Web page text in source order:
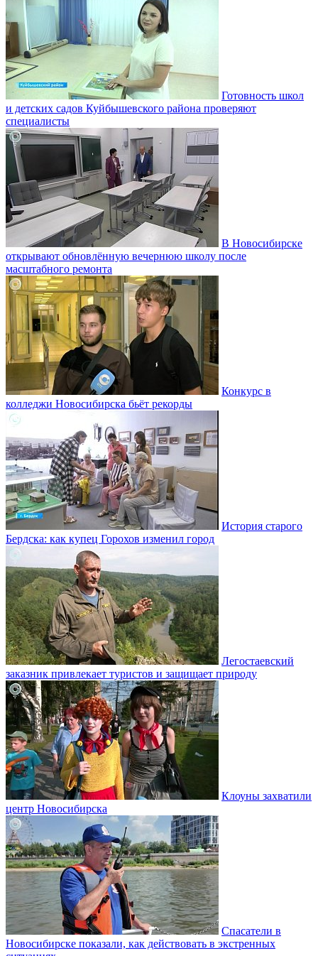
Готовность школ
и детских садов Куйбышевского района проверяют
специалисты
В Новосибирске
открывают обновлённую вечернюю школу после
масштабного ремонта
Конкурс в
колледжи Новосибирска бьёт рекорды
История старого
Бердска: как купец Горохов изменил город
Легостаевский
заказник привлекает туристов и защищает природу
Клоуны захватили
центр Новосибирска
Спасатели в
Новосибирске показали, как действовать в экстренных